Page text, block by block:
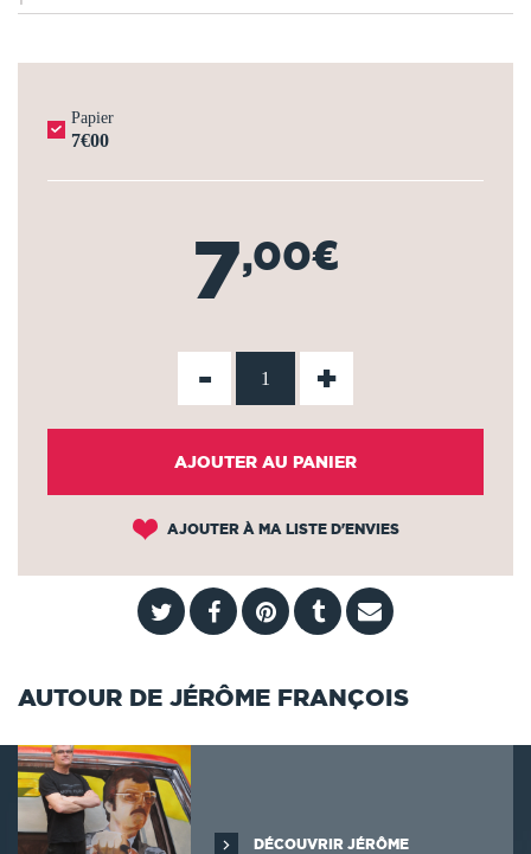
Papier
7€00
7,00€
- +
AJOUTER AU PANIER
AJOUTER À MA LISTE D'ENVIES
AUTOUR DE JÉRÔME FRANÇOIS
DÉCOUVRIR JÉRÔME